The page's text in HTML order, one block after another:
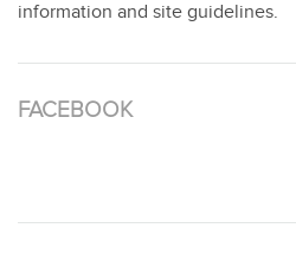
information and site guidelines.
FACEBOOK